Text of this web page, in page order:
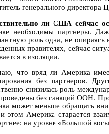
генерального директора
ли США сейчас
необходимы партнеры.
роль одна, не
правителях, сейчас
в изоляции.
что вряд ли Америка
без партнеров.
снизилась роль
без санкций ООН.
может меньше обращать
этом Америка старается
на уровне «Большой